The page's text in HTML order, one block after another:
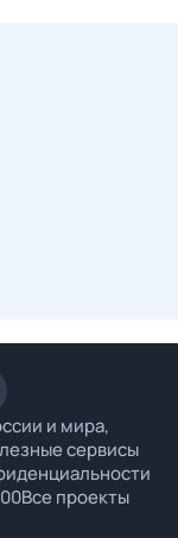
и мира,
сервисы
Все проекты